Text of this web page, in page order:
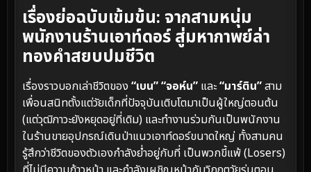
เรื่องย่อฉบับเข้มข้น: จากสามหนุ่ม
พนักงานร้านเอาท์ดอร์ สู่มหากาพย์ล่า
ทองคำสยบปมชีวิต
เรื่องราวบอกเล่าชีวิตของ “เบน” “จอห์น” และ“มาร์ติน”สาม
เพื่อนสนิทตั้งแต่วัยเด็กที่ปัจจุบันเติบโตมาเป็นผู้ใหญ่ตอนต้น
(แต่วุฒิภาวะยังหยุดอยู่ที่เดิม) และทำงานร่วมกันเป็นพนักงาน
ในร้านขายอุปกรณ์เดินป่าแนวเอาท์ดอร์ขนาดใหญ่ ทั้งสามคน
รู้สึกว่าชีวิตของตัวเองกำลังย่ำอยู่กับที่ เป็นพวกขี้แพ้ (Losers)